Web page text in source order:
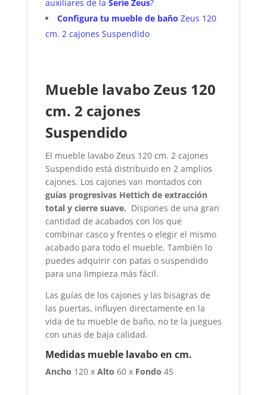
auxiliares de la Serie Zeus?
Configura tu mueble de baño Zeus 120
cm. 2 cajones Suspendido
Mueble lavabo Zeus 120
cm. 2 cajones
Suspendido
El mueble lavabo Zeus 120 cm. 2 cajones
Suspendido está distribuido en 2 amplios
cajones. Los cajones van montados con
guías progresivas Hettich de extracción
total y cierre suave. Dispones de una gran
cantidad de acabados con los que
combinar casco y frentes o elegir el mismo
acabado para todo el mueble. También lo
puedes adquirir con patas o suspendido
para una limpieza más fácil.
Las guías de los cajones y las bisagras de
las puertas, influyen directamente en la
vida de tu mueble de baño, no te la juegues
con unas de baja calidad.
Medidas mueble lavabo en cm.
Ancho 120 x Alto 60 x Fondo 45